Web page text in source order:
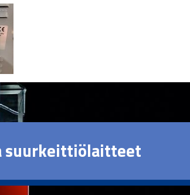
suurkeittiölaitteet